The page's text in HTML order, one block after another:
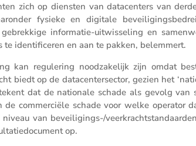
zich op diensten van datacen­ters van
fysieke en digitale
infor­matie-uitwis­se­ling en
te identi­fi­ceren en aan te pakken, belemmert.
kan regule­ring noodza­ke­lijk zijn omdat
biedt op de datacen­ter­sector, gezien het
dat de natio­nale schade als gevolg
de commer­ciële schade voor welke operator
van bevei­li­gings-/
op.